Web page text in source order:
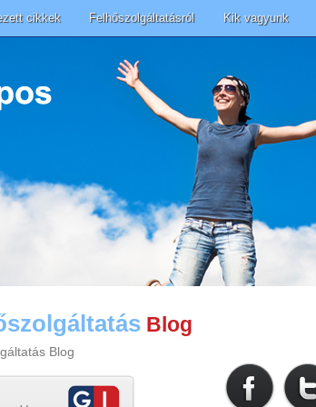
cikkek Felhőszolgáltatásról Kik vagyunk
Blog
Blog